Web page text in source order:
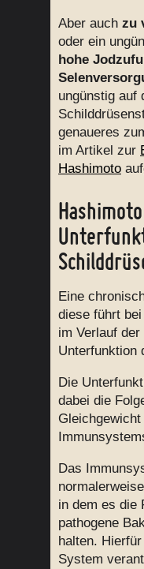
Aber auch zu
oder ein
hohe
ungünstig auf
genaueres
im Artikel zur
Hashimoto
Eine
diese führt
im Verlauf
Unterfunktion
Die
dabei die
Das
in dem es die
pathogene
halten.
System